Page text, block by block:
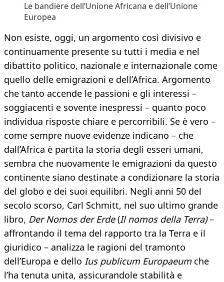
Le bandiere dell’Unione Africana e dell’Unione
Europea
Non esiste, oggi, un argomento così divisivo e
continuamente presente su tutti i media e nel
dibattito politico, nazionale e internazionale come
quello delle emigrazioni e dell’Africa. Argomento
che tanto accende le passioni e gli interessi –
soggiacenti e sovente inespressi – quanto poco
individua risposte chiare e percorribili. Se è vero –
come sempre nuove evidenze indicano – che
dall’Africa è partita la storia degli esseri umani,
sembra che nuovamente le emigrazioni da questo
continente siano destinate a condizionare la storia
del globo e dei suoi equilibri. Negli anni 50 del
secolo scorso, Carl Schmitt, nel suo ultimo grande
libro, Der Nomos der Erde(Il nomos della Terra)–
affrontando il tema del rapporto tra la Terra e il
giuridico – analizza le ragioni del tramonto
dell’Europa e dello Ius publicum Europaeumche
l’ha tenuta unita, assicurandole stabilità e